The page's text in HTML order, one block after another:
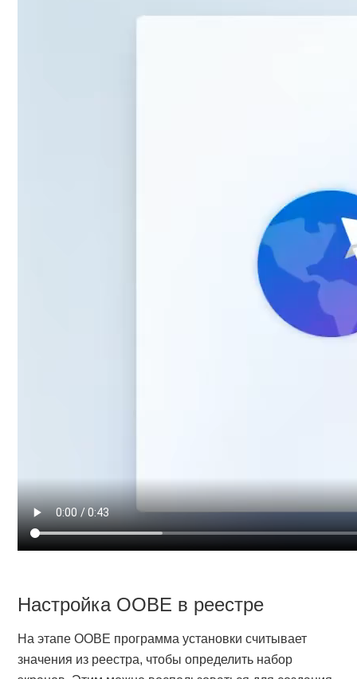
Настройка OOBE в реестре
На этапе OOBE программа установки считывает
значения из реестра, чтобы определить набор